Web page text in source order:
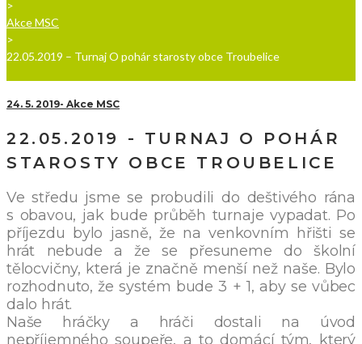
>
Akce MSC
>
22.05.2019 – Turnaj O pohár starosty obce Troubelice
24. 5. 2019 Akce MSC
22.05.2019 - TURNAJ O POHÁR
STAROSTY OBCE TROUBELICE
Ve středu jsme se probudili do deštivého rána
s obavou, jak bude průběh turnaje vypadat. Po
příjezdu bylo jasně, že na venkovním hřišti se
hrát nebude a že se přesuneme do školní
tělocvičny, která je značně menší než naše. Bylo
rozhodnuto, že systém bude 3 + 1, aby se vůbec
dalo hrát.
Naše hráčky a hráči dostali na úvod
nepříjemného soupeře, a to domácí tým, který